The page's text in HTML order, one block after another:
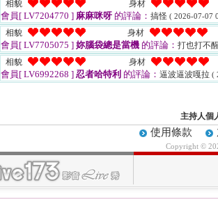
相貌 身材
會員[ LV7204770 ] 麻麻咪呀 的評論： 搞怪 ( 2026-07-07
相貌 身材
會員[ LV7705075 ] 妳腦袋總是當機 的評論： 打也打不
相貌
身材
會員[ LV6992268 ] 忍者哈特利 的評論： 逼波逼波嘎拉 (
主持人個
使用條款
Copyright ©